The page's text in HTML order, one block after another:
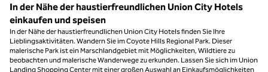
In der Nähe der haustierfreundlichen Union City Hotels
einkaufen und speisen
In der Nähe der haustierfreundlichen Union City Hotels finden Sie Ihre
Lieblingsaktivitäten. Wandern Sie im Coyote Hills Regional Park. Dieser
malerische Park ist ein Marschlandgebiet mit Möglichkeiten, Wildtiere zu
beobachten und malerische Wanderwege zu erkunden. Lassen Sie sich im Union
Landing Shopping Center mit einer großen Auswahl an Einkaufsmöglichkeiten